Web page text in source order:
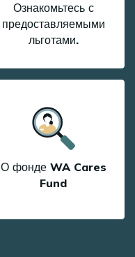
Ознакомьтесь с
предоставляемыми
льготами.
О фонде WA Cares
Fund